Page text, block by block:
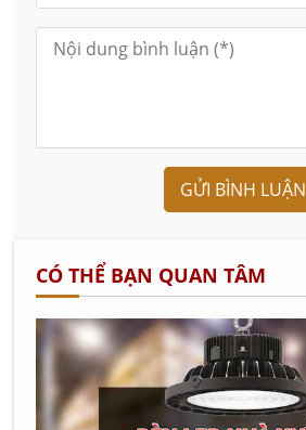
GỬI BÌNH LUẬN
CÓ THỂ BẠN QUAN TÂM